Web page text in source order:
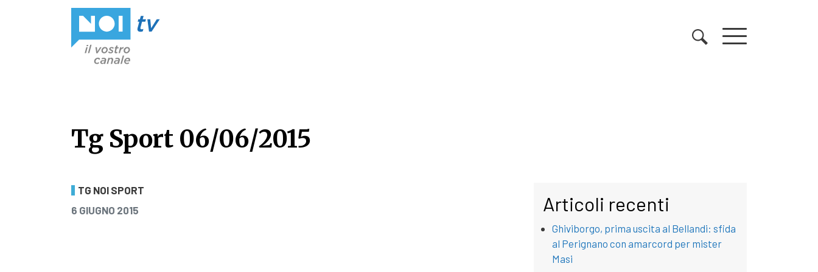
Tg Sport 06/06/2015
Tg Sport 06/06/2015
TG NOI SPORT
PUBBLICATO IL
6 GIUGNO 2015 Articoli recenti
Ghiviborgo, prima uscita al Bellandi: sfida
al Perignano con amarcord per mister
Masi